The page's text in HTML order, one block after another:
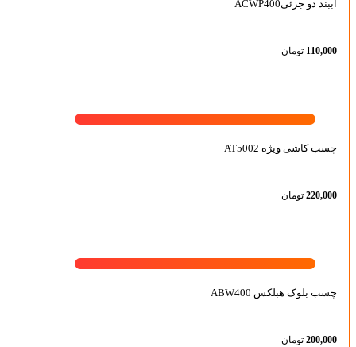
آببند دو جزئیACWP400
110,000 تومان
چسب کاشی ویژه AT5002
220,000 تومان
چسب بلوک هبلکس ABW400
200,000 تومان